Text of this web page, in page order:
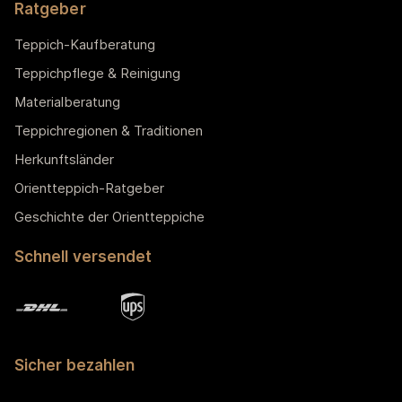
Ratgeber
Teppich-Kaufberatung
Teppichpflege & Reinigung
Materialberatung
Teppichregionen & Traditionen
Herkunftsländer
Orientteppich-Ratgeber
Geschichte der Orientteppiche
Schnell versendet
Sicher bezahlen